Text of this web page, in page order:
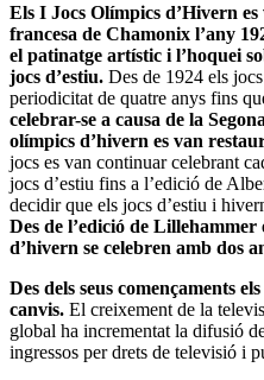
Els I Jocs Olímpics d’Hivern
francesa de Chamonix l’any
el patinatge artístic i l’hoquei
jocs d’estiu. Des de 1924 els
periodicitat de quatre anys fins
celebrar-se a causa de la
olímpics d’hivern es van
jocs es van continuar celebrant
jocs d’estiu fins a l’edició de
decidir que els jocs d’estiu i
Des de l’edició de Lillehammer
d’hivern se celebren amb dos
Des dels seus començaments
canvis. El creixement de la
global ha incrementat la difusió
ingressos per drets de televisió i